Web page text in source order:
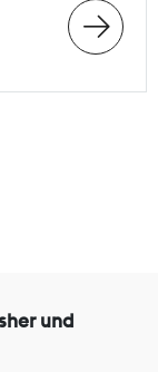
und